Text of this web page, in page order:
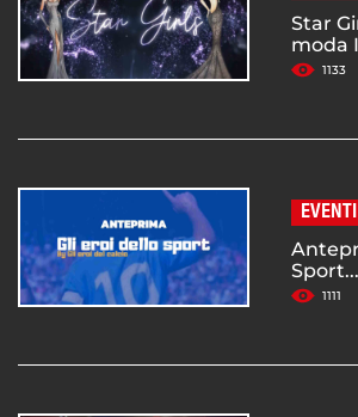
Star
moda
1133
EVENTI
Sport...
1111